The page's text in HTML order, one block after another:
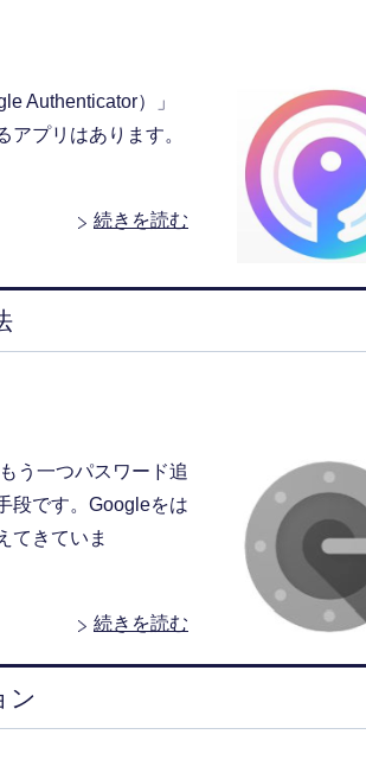
Authenticator）」
プリはあります。
続きを読む
う一つパスワード追
段です。Googleをは
てきていま
続きを読む
ン